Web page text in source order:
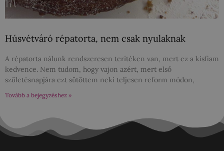
Húsvétváró répatorta, nem csak nyulaknak
A répatorta nálunk rendszeresen terítéken van, mert ez a kisfiam
kedvence. Nem tudom, hogy vajon azért, mert első
születésnapjára ezt sütöttem neki teljesen reform módon,
Tovább a bejegyzéshez »